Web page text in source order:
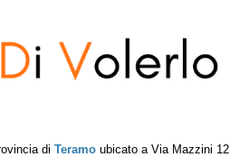
di Teramo ubicato a Via Mazzini 12